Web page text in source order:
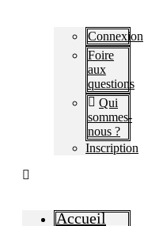
Connexion
Foire
aux
questions​
Qui
sommes-
nous ?
Inscription
Accueil